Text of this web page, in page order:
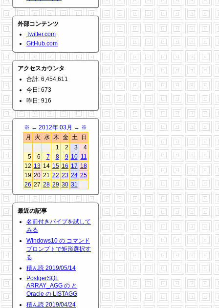
外部コンテンツ
Twitter.com
GitHub.com
アクセスカウンタ
合計: 6,454,611
今日: 673
昨日: 916
※ ← 2012年 03月 → ※
月
火 水 木 金 土
日
1
2 3
4
5
6 7 8 9 10 11
12 13 14 15 16 17 18
19 20 21 22 23 24 25
26 27 28 29 30 31
最近の記事
名前付きパイプを試して
みる
Windows10 の コマンド
プロンプトで矩形選択す
る
積ん読 2019/05/14
PostgerSQL
ARRAY_AGG の と
Oracle の LISTAGG
積ん読 2019/04/24